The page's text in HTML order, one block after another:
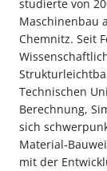
studierte von
Maschinenbau
Chemnitz. Seit
Technischen
Berechnung,
sich
Material-
mit der